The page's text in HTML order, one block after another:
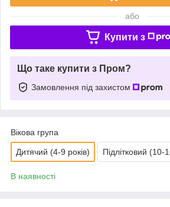
або
Купити з
Що таке купити з Пром?
Замовлення під захистом
Вікова група
Дитячий (4-9 років) Підлітковий (10-
В наявності